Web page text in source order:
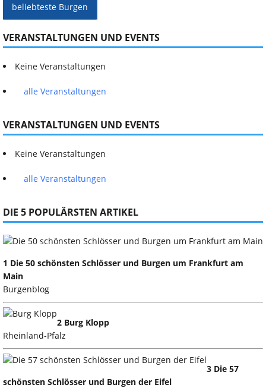
beliebteste Burgen
VERANSTALTUNGEN UND EVENTS
Keine Veranstaltungen
alle Veranstaltungen
VERANSTALTUNGEN UND EVENTS
Keine Veranstaltungen
alle Veranstaltungen
DIE 5 POPULÄRSTEN ARTIKEL
1 Die 50 schönsten Schlösser und Burgen um Frankfurt am
Main
Burgenblog
2 Burg Klopp
Rheinland-Pfalz
3 Die 57
schönsten Schlösser und Burgen der Eifel